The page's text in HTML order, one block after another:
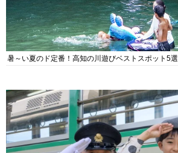
暑～い夏のド定番！高知の川遊びベストスポット5選